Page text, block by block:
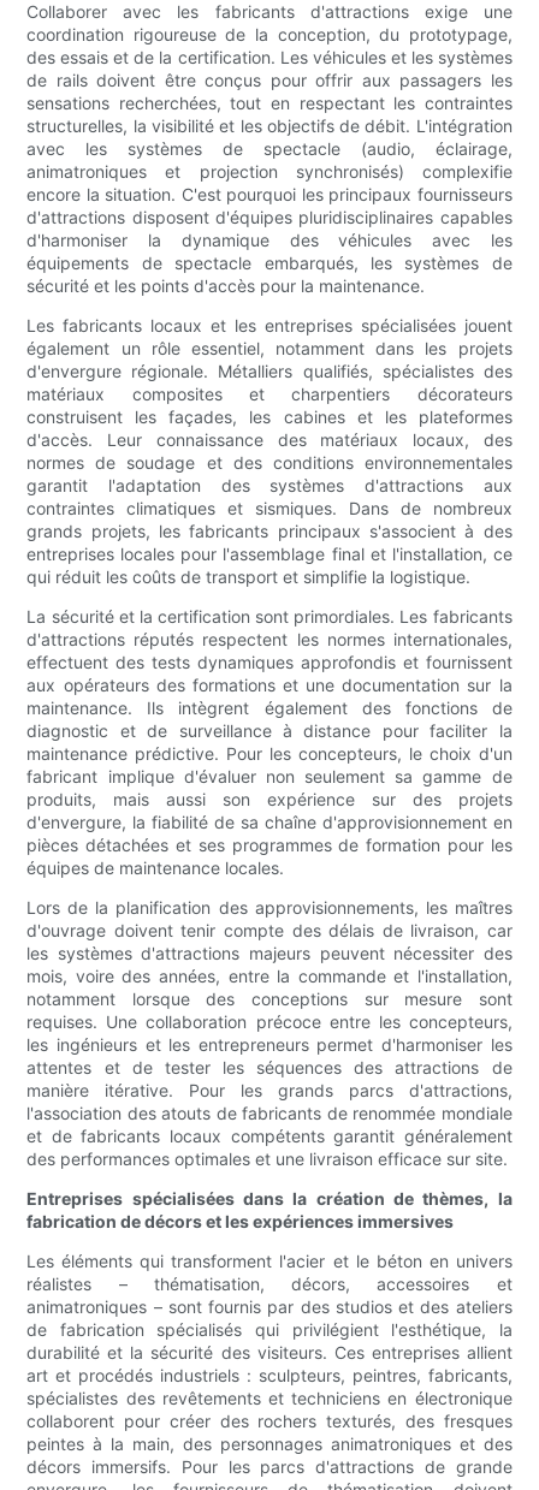
Collaborer avec les fabricants d'attractions exige une
coordination rigoureuse de la conception, du prototypage,
des essais et de la certification. Les véhicules et les systèmes
de rails doivent être conçus pour offrir aux passagers les
sensations recherchées, tout en respectant les contraintes
structurelles, la visibilité et les objectifs de débit. L'intégration
avec les systèmes de spectacle (audio, éclairage,
animatroniques et projection synchronisés) complexifie
encore la situation. C'est pourquoi les principaux fournisseurs
d'attractions disposent d'équipes pluridisciplinaires capables
d'harmoniser la dynamique des véhicules avec les
équipements de spectacle embarqués, les systèmes de
sécurité et les points d'accès pour la maintenance.
Les fabricants locaux et les entreprises spécialisées jouent
également un rôle essentiel, notamment dans les projets
d'envergure régionale. Métalliers qualifiés, spécialistes des
matériaux composites et charpentiers décorateurs
construisent les façades, les cabines et les plateformes
d'accès. Leur connaissance des matériaux locaux, des
normes de soudage et des conditions environnementales
garantit l'adaptation des systèmes d'attractions aux
contraintes climatiques et sismiques. Dans de nombreux
grands projets, les fabricants principaux s'associent à des
entreprises locales pour l'assemblage final et l'installation, ce
qui réduit les coûts de transport et simplifie la logistique.
La sécurité et la certification sont primordiales. Les fabricants
d'attractions réputés respectent les normes internationales,
effectuent des tests dynamiques approfondis et fournissent
aux opérateurs des formations et une documentation sur la
maintenance. Ils intègrent également des fonctions de
diagnostic et de surveillance à distance pour faciliter la
maintenance prédictive. Pour les concepteurs, le choix d'un
fabricant implique d'évaluer non seulement sa gamme de
produits, mais aussi son expérience sur des projets
d'envergure, la fiabilité de sa chaîne d'approvisionnement en
pièces détachées et ses programmes de formation pour les
équipes de maintenance locales.
Lors de la planification des approvisionnements, les maîtres
d'ouvrage doivent tenir compte des délais de livraison, car
les systèmes d'attractions majeurs peuvent nécessiter des
mois, voire des années, entre la commande et l'installation,
notamment lorsque des conceptions sur mesure sont
requises. Une collaboration précoce entre les concepteurs,
les ingénieurs et les entrepreneurs permet d'harmoniser les
attentes et de tester les séquences des attractions de
manière itérative. Pour les grands parcs d'attractions,
l'association des atouts de fabricants de renommée mondiale
et de fabricants locaux compétents garantit généralement
des performances optimales et une livraison efficace sur site.
Entreprises spécialisées dans la création de thèmes, la
fabrication de décors et les expériences immersives
Les éléments qui transforment l'acier et le béton en univers
réalistes – thématisation, décors, accessoires et
animatroniques – sont fournis par des studios et des ateliers
de fabrication spécialisés qui privilégient l'esthétique, la
durabilité et la sécurité des visiteurs. Ces entreprises allient
art et procédés industriels : sculpteurs, peintres, fabricants,
spécialistes des revêtements et techniciens en électronique
collaborent pour créer des rochers texturés, des fresques
peintes à la main, des personnages animatroniques et des
décors immersifs. Pour les parcs d'attractions de grande